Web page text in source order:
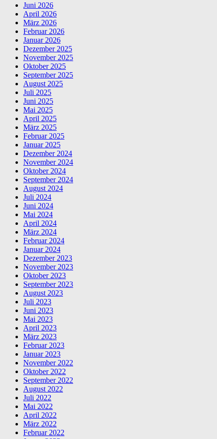
Juni 2026
April 2026
März 2026
Februar 2026
Januar 2026
Dezember 2025
November 2025
Oktober 2025
September 2025
August 2025
Juli 2025
Juni 2025
Mai 2025
April 2025
März 2025
Februar 2025
Januar 2025
Dezember 2024
November 2024
Oktober 2024
September 2024
August 2024
Juli 2024
Juni 2024
Mai 2024
April 2024
März 2024
Februar 2024
Januar 2024
Dezember 2023
November 2023
Oktober 2023
September 2023
August 2023
Juli 2023
Juni 2023
Mai 2023
April 2023
März 2023
Februar 2023
Januar 2023
November 2022
Oktober 2022
September 2022
August 2022
Juli 2022
Mai 2022
April 2022
März 2022
Februar 2022